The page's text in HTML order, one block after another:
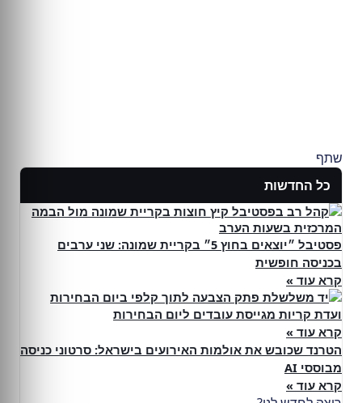
שתף
כל החדשות
פסטיבל ״יוצאים בחוץ 5״ בקריית שמונה: שני ערבים
בכניסה חופשית
קרא עוד »
ועדת קריות מגייסת עובדים ליום הבחירות
קרא עוד »
הטרנד שכובש את אולמות האירועים בישראל: סרטוני כניסה
מבוססי AI
קרא עוד »